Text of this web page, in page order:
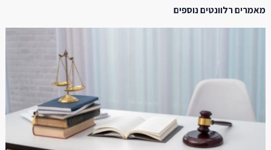
מאמרים רלוונטים נוספים